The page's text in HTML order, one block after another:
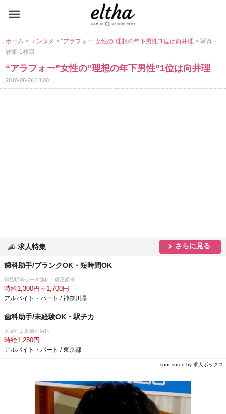
ホーム> エンタメ>“アラフォー”女性の“理想の年下男性”1位は向井理> 写真・
詳細 1枚目
“アラフォー”女性の“理想の年下男性”1位は向井理
2010-08-26 13:00
求人特集 さらに見る
歯科助手/ブランクOK・短時間OK
鶴見駅前ゼータ歯科・矯正歯科
時給1,300円～1,700円
アルバイト・パート / 神奈川県
歯科助手/未経験OK・駅チカ
大塚たまみ矯正歯科
時給1,250円
アルバイト・パート / 東京都
sponsored by 求人ボックス